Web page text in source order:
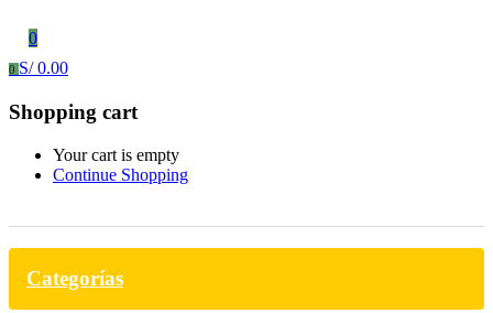
0
0 S/0.00
Shopping cart
Your cart is empty
Continue Shopping
Categorías